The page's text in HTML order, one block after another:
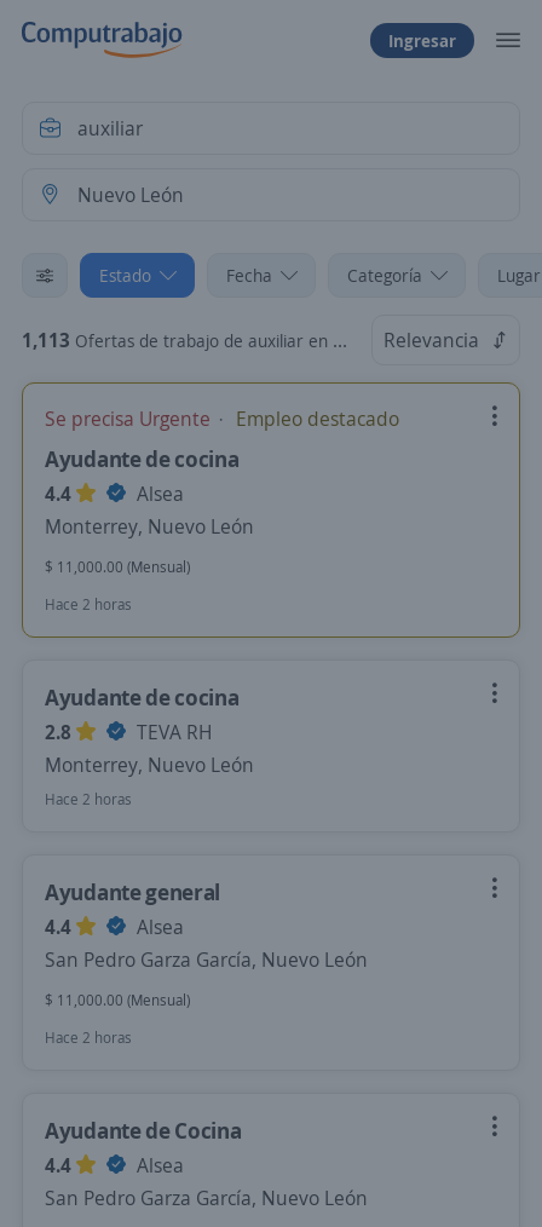
Ingresar
Estado Fecha Categoría
1,113 Ofertas de trabajo de auxiliar en Nuevo León Relevancia
Se precisa Urgente Empleo destacado
Ayudante de cocina
4.4
Alsea
Monterrey, Nuevo León
$ 11,000.00 (Mensual)
Hace 2 horas
Ayudante de cocina
2.8
TEVA RH
Monterrey, Nuevo León
Hace 2 horas
Ayudante general
4.4
Alsea
San Pedro Garza García, Nuevo León
$ 11,000.00 (Mensual)
Hace 2 horas
Ayudante de Cocina
4.4
Alsea
San Pedro Garza García, Nuevo León